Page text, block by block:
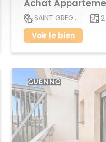
SAINT GREGOIRE 2
Voir le bien